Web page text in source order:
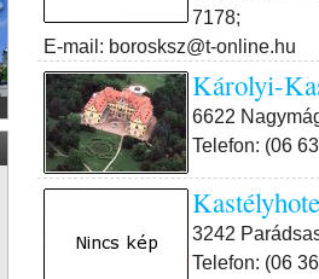
7178;
E-mail: borosksz@t-online.hu
Károlyi-
6622
Telefon: (06
3242
Telefon: (06